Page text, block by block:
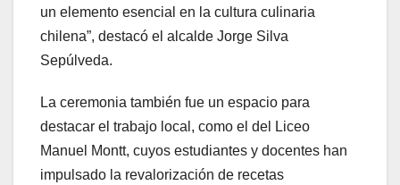
un elemento esencial en la cultura culinaria
chilena”, destacó el alcalde Jorge Silva
Sepúlveda.
La ceremonia también fue un espacio para
destacar el trabajo local, como el del Liceo
Manuel Montt, cuyos estudiantes y docentes han
impulsado la revalorización de recetas